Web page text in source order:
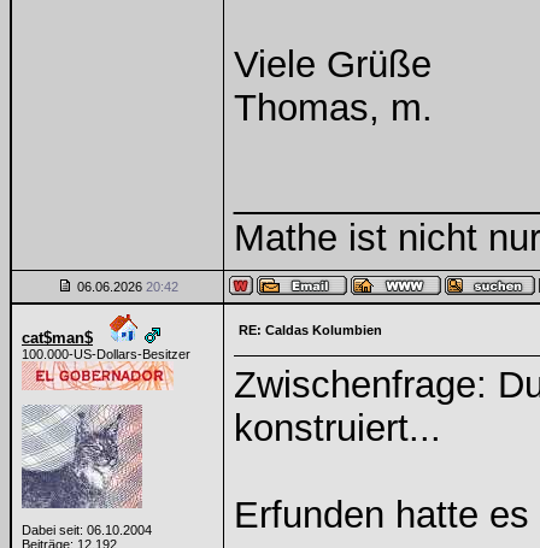
Viele Grüße
Thomas, m.
Mathe ist nicht
06.06.2026 20:42
cat$man$
100.000-US-Dollars-Besitzer
Dabei seit: 06.10.2004
Beiträge: 12.192
RE: Caldas Kolumbien
Zwischenfrage:
konstruiert...
Erfunden hatte